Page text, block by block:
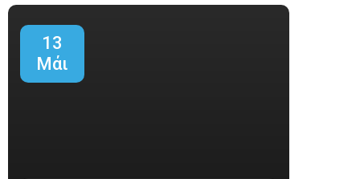
13
Μάι